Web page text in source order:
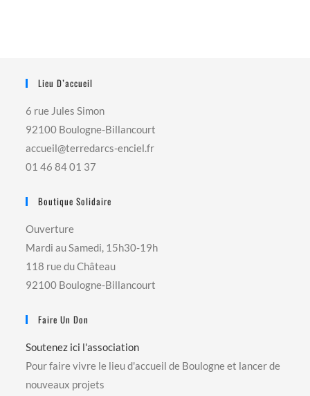
Lieu D’accueil
6 rue Jules Simon
92100 Boulogne-Billancourt
accueil@terredarcs-enciel.fr
01 46 84 01 37
Boutique Solidaire
Ouverture
Mardi au Samedi, 15h30-19h
118 rue du Château
92100 Boulogne-Billancourt
Faire Un Don
Soutenez ici l'association
Pour faire vivre le lieu d'accueil de Boulogne et lancer de
nouveaux projets